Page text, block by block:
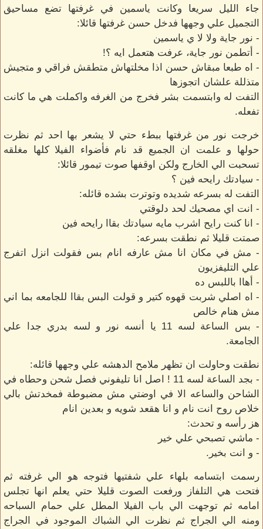
جاء الليل سريعا وكانت ياسمين في غرفتها تضع مساحيق
التجميل علي وجهها فدخل حسن غرفتها قائلا:
- نور جاية ولا لا ي ياسمين
- أتطمن نور جاية، عرفت هتعمل ايه ؟!
- اه طبعا مبقاش حسن اذا مخلتهاش متطقش فراقي و متجيش
متذللة علشان اتجوزها
التفت له وابتسمت بشر فخرج من الغرفه واكملت هي ما كانت
تفعله.
خرجت نور من غرفتها ببطء حتي لا يشعر بها احد ثم نظرت
حولها و علمت ان الجميع قد نام فأضواء الفيلا كلها مغلقه
تسحبت الي الخارج ولكن اوقفها صوت تيمور قائلا:
- سيادتك رايحه فين ؟
التفت له بسرعه شديده وتوترت بشده قائله:
- انت اي مصحيك لحد دلوقتي
- انا كنت رايح اشرب مايه سيادتك بقاا رايحه فين
صمتت قليلا ثم نطقت بسرعه:
- مش في مكان انا مش عارفه انام بس فقولت انزل اتفرج
علي التليفزيون
- أهاا باللبس ده
- اه اصلي شربت قهوه كتير و قولت البس بقاا للجامعه بما اني
مش هنام خالص
- بس الساعة لسه 11 يا أنسه نور و لسه بدري جدا علي
الجامعة.
نطقت وحاولت ان تظهر ملامح الدهشه علي وجهها قائله:
- بجد الساعة لسه 11 ! اصل انا تليفوني فصل شحن وحطاه في
الشاحن والساعه الا في اوضتي مش مضبوطة فمخدتش بالي
خلاص روح انت نام و انا هقعد شويه و بعدين انام
هز رأسه و تحدث:
- ماشي تصبحي علي خير
- و انت بخير.
رسمت ابتسامه بلهاء علي شفتيها فتوجه هو الي غرفته ثم
فتحت هي التلفاز ورفعت الصوت قليلا حتي يعلم انها تجلس
امامه ثم توجهت الي باب الفيلا المطل علي حمام السباحه
ومنه الي الجراج ثم نظرت الي الشباك الموجود في الجراج